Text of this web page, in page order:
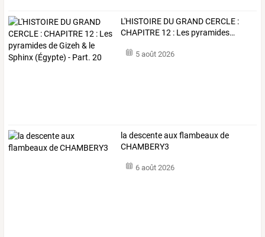
L'HISTOIRE DUGRANDCERCLE :
CHAPITRE 12 : Les pyramides…
5 août 2026
la descente aux flambeaux de
CHAMBERY3
6 août 2026